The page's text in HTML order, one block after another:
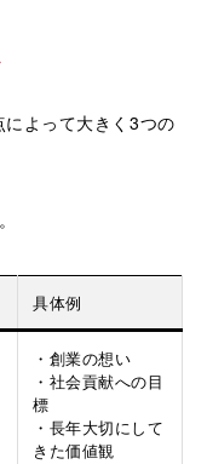
よって大きく3つの
具体例
・創業の想い
・社会貢献への目
標
・長年大切にして
きた価値観